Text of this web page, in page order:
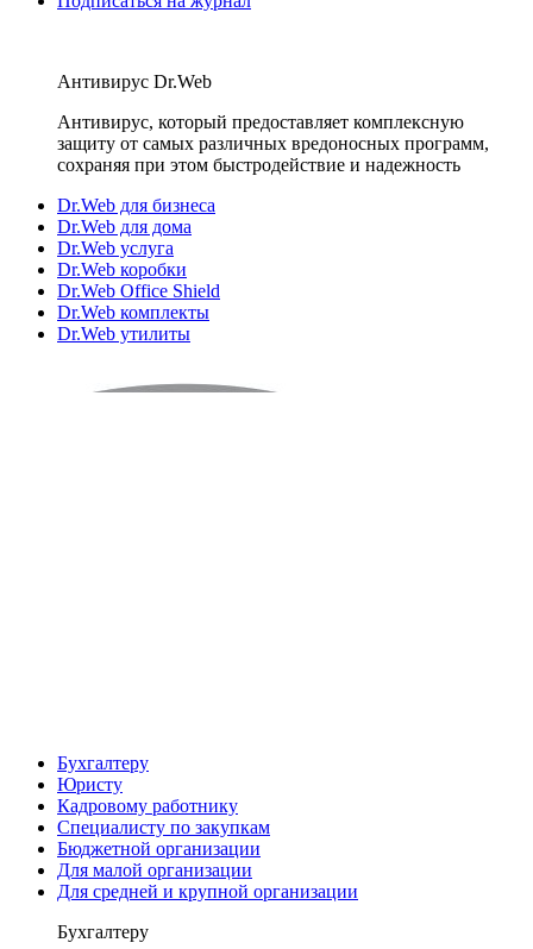
Антивирус Dr.Web
Антивирус, который предоставляет комплексную
защиту от самых различных вредоносных программ,
сохраняя при этом быстродействие и надежность
Dr.Web для бизнеса
Dr.Web для дома
Dr.Web услуга
Dr.Web коробки
Dr.Web Office Shield
Dr.Web комплекты
Dr.Web утилиты
Бухгалтеру
Юристу
Кадровому работнику
Специалисту по закупкам
Бюджетной организации
Для малой организации
Для средней и крупной организации
Бухгалтеру